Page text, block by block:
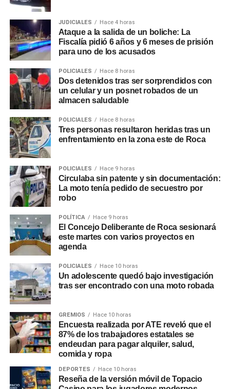
JUDICIALES Hace 4 horas
Ataque a la salida de un boliche: La
Fiscalía pidió 6 años y 6 meses de prisión
para uno de los acusados
POLICIALES Hace 8 horas
Dos detenidos tras ser sorprendidos con
un celular y un posnet robados de un
almacen saludable
POLICIALES Hace 8 horas
Tres personas resultaron heridas tras un
enfrentamiento en la zona este de Roca
POLICIALES Hace 9 horas
Circulaba sin patente y sin documentación:
La moto tenía pedido de secuestro por
robo
POLÍTICA Hace 9 horas
El Concejo Deliberante de Roca sesionará
este martes con varios proyectos en
agenda
POLICIALES Hace 10 horas
Un adolescente quedó bajo investigación
tras ser encontrado con una moto robada
GREMIOS Hace 10 horas
Encuesta realizada por ATE reveló que el
87% de los trabajadores estatales se
endeudan para pagar alquiler, salud,
comida y ropa
DEPORTES Hace 10 horas
Reseña de la versión móvil de Topacio